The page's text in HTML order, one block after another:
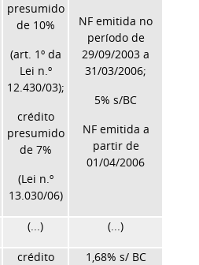
presumido
de 10%
(art. 1º da
Lei n.º
12.430/03);
crédito
presumido
de 7%
(Lei n.º
13.030/06)
NF emitida no
período de
29/09/2003 a
31/03/2006;
5% s/BC
NF emitida a
partir de
01/04/2006
(...) (...)
crédito
1,68% s/ BC